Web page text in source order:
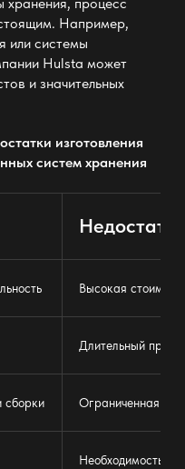
Например,
или системы
Hulsta может
и значительных
изготовления
систем хранения
Высокая
Длительный
сборки Ограниченная
Необходимость